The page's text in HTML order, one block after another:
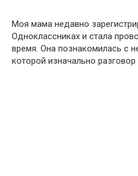
Моя мама недавно
Одноклассниках и стала
время. Она познакомилась с
которой изначально